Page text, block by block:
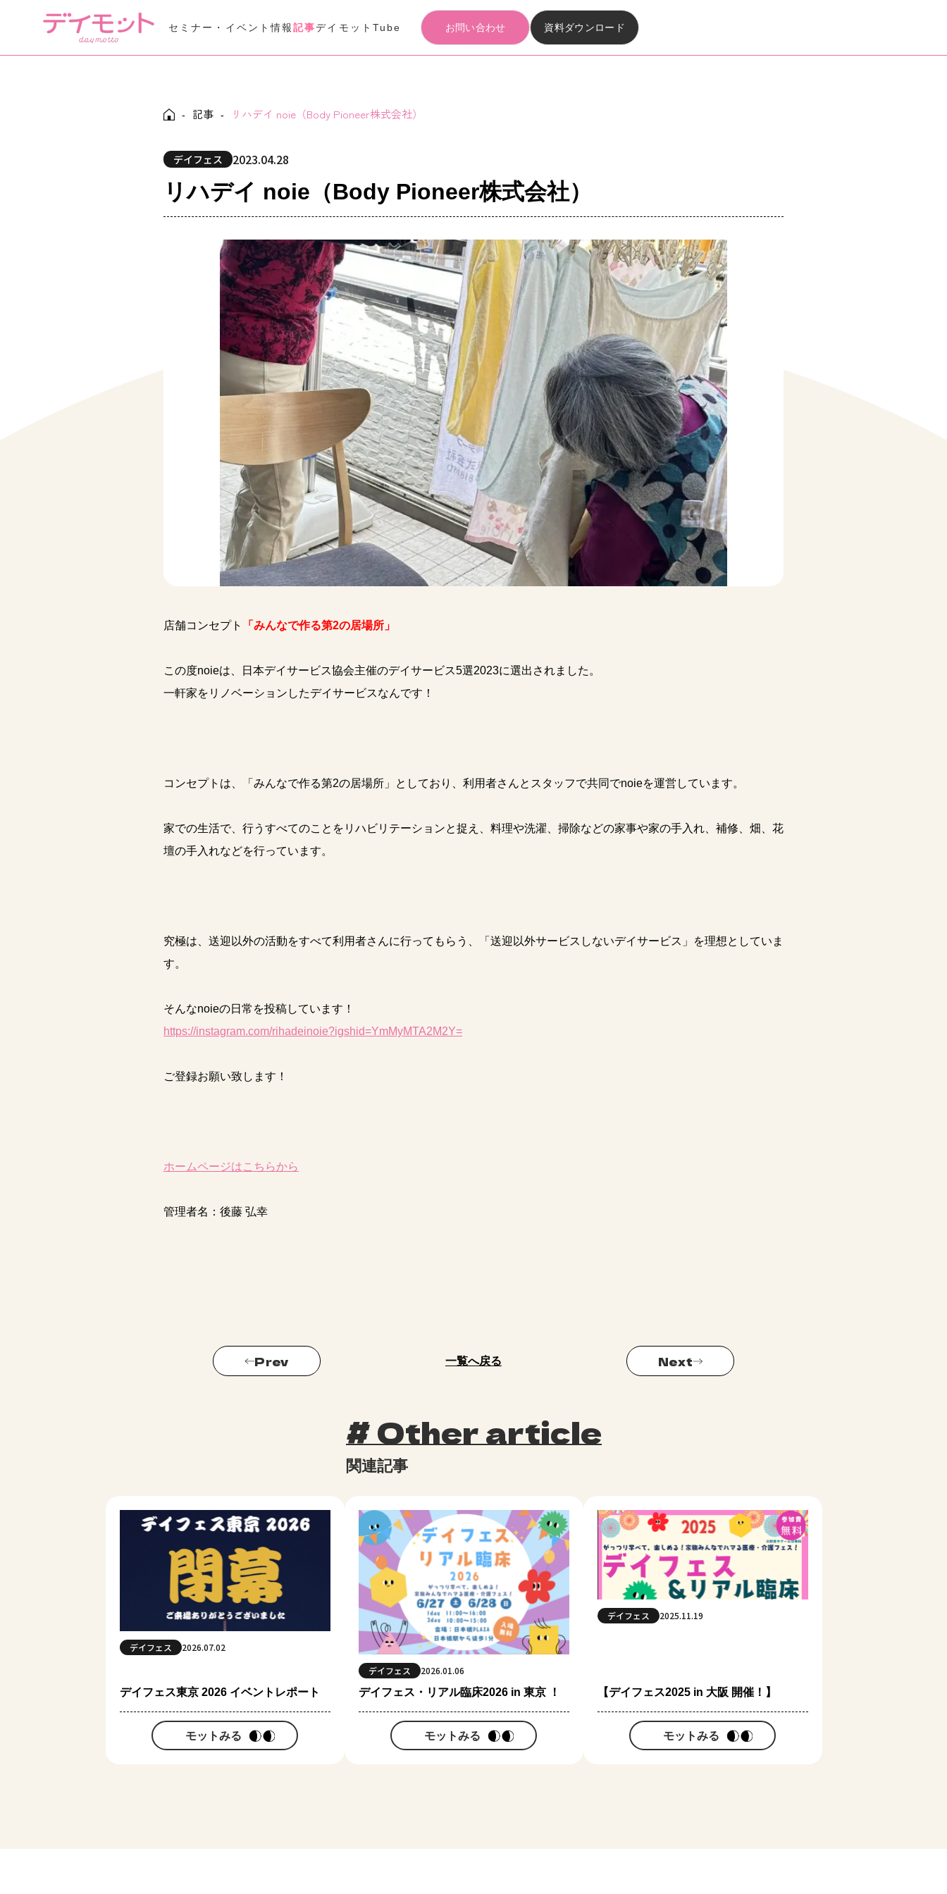
セミナー・イベント情報記事デイモットTube お問い合わせ 資料ダウンロード
- 記事 - リハデイ noie（Body Pioneer株式会社）
デイフェス 2023.04.28
リハデイ noie（Body Pioneer株式会社）
店舗コンセプト 「みんなで作る第2の居場所」
この度noieは、日本デイサービス協会主催のデイサービス5選2023に選出されました。
一軒家をリノベーションしたデイサービスなんです！
コンセプトは、「みんなで作る第2の居場所」としており、利用者さんとスタッフで共同でnoieを運営しています。
家での生活で、行うすべてのことをリハビリテーションと捉え、料理や洗濯、掃除などの家事や家の手入れ、補修、畑、花
壇の手入れなどを行っています。
究極は、送迎以外の活動をすべて利用者さんに行ってもらう、「送迎以外サービスしないデイサービス」を理想としていま
す。
そんなnoieの日常を投稿しています！
https://instagram.com/rihadeinoie?igshid=YmMyMTA2M2Y=
ご登録お願い致します！
ホームページはこちらから
管理者名：後藤 弘幸
一覧へ戻る
# Other article
関連記事
デイフェス 2026.07.02
デイフェス東京 2026 イベントレポート
モットみる
デイフェス
2026.01.06
デイフェス・リアル臨床2026 in 東京 ！
モットみる
デイフェス 2025.11.19
【デイフェス2025 in 大阪 開催！】
モットみる